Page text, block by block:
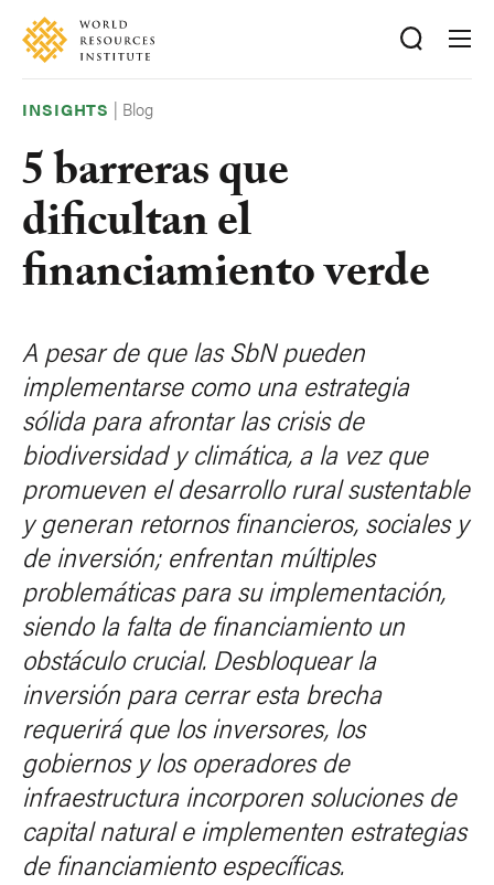
Skip
main
Accessibility
INSIGHTS | Blog
5 barreras que
dificultan el
financiamiento verde
A pesar de que las SbN pueden
implementarse como una estrategia
sólida para afrontar las crisis de
biodiversidad y climática, a la vez que
promueven el desarrollo rural sustentable
y generan retornos financieros, sociales y
de inversión; enfrentan múltiples
problemáticas para su implementación,
siendo la falta de financiamiento un
obstáculo crucial. Desbloquear la
inversión para cerrar esta brecha
requerirá que los inversores, los
gobiernos y los operadores de
infraestructura incorporen soluciones de
capital natural e implementen estrategias
de financiamiento específicas.